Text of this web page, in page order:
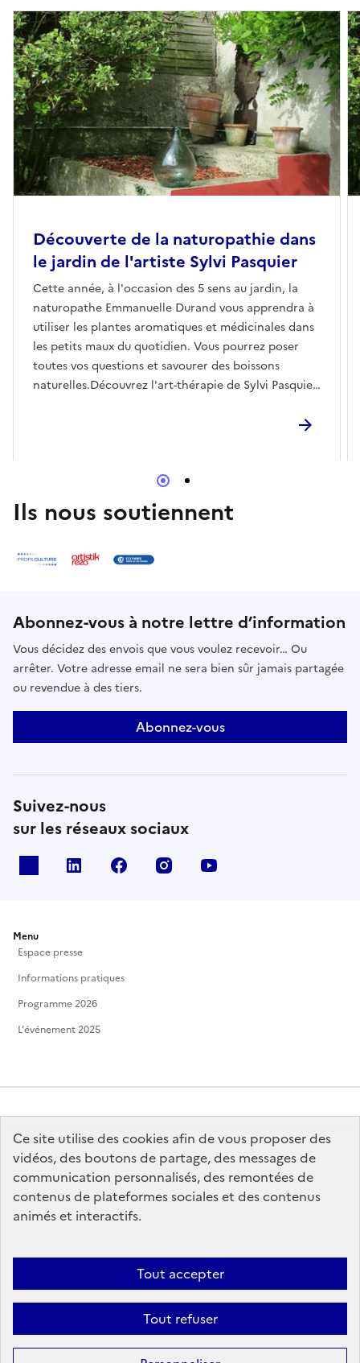
Ce site utilise des cookies afin de vous proposer des
vidéos, des boutons de partage, des messages de
communication personnalisés, des remontées de
contenus de plateformes sociales et des contenus
animés et interactifs.
Tout accepter
Tout refuser
Découverte de la naturopathie dans
le jardin de l'artiste Sylvi Pasquier
Cette année, à l'occasion des 5 sens au jardin, la
naturopathe Emmanuelle Durand vous apprendra à
utiliser les plantes aromatiques et médicinales dans
les petits maux du quotidien. Vous pourrez poser
toutes vos questions et savourer des boissons
naturelles.Découvrez l'art-thérapie de Sylvi Pasquier
Ils nous soutiennent
Abonnez-vous à notre lettre d’information
Vous décidez des envois que vous voulez recevoir… Ou
arrêter. Votre adresse email ne sera bien sûr jamais partagée
ou revendue à des tiers.
Abonnez-vous
Suivez-nous
sur les réseaux sociaux
Linkedin Facebook Instagram
Menu
Espace presse
Informations pratiques
Programme 2026
L'événement 2025
MINISTÈRE
DE LA CULTURE
data.gouv.fr
Sauf mention contraire, tous les contenus de ce site sont sous